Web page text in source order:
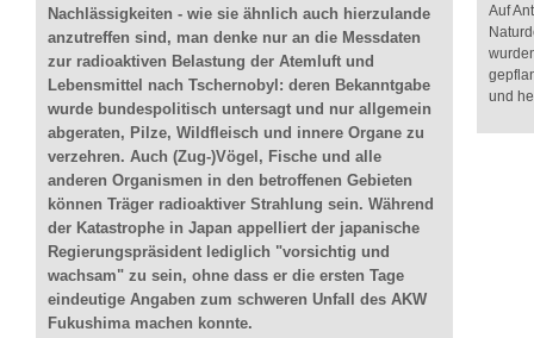
Nachlässigkeiten - wie sie ähnlich auch hierzulande
anzutreffen sind, man denke nur an die Messdaten
zur radioaktiven Belastung der Atemluft und
Lebensmittel nach Tschernobyl: deren Bekanntgabe
wurde bundespolitisch untersagt und nur allgemein
abgeraten, Pilze, Wildfleisch und innere Organe zu
verzehren. Auch (Zug-)Vögel, Fische und alle
anderen Organismen in den betroffenen Gebieten
können Träger radioaktiver Strahlung sein. Während
der Katastrophe in Japan appelliert der japanische
Regierungspräsident lediglich "vorsichtig und
wachsam" zu sein, ohne dass er die ersten Tage
eindeutige Angaben zum schweren Unfall des AKW
Fukushima machen konnte.
Auf
und